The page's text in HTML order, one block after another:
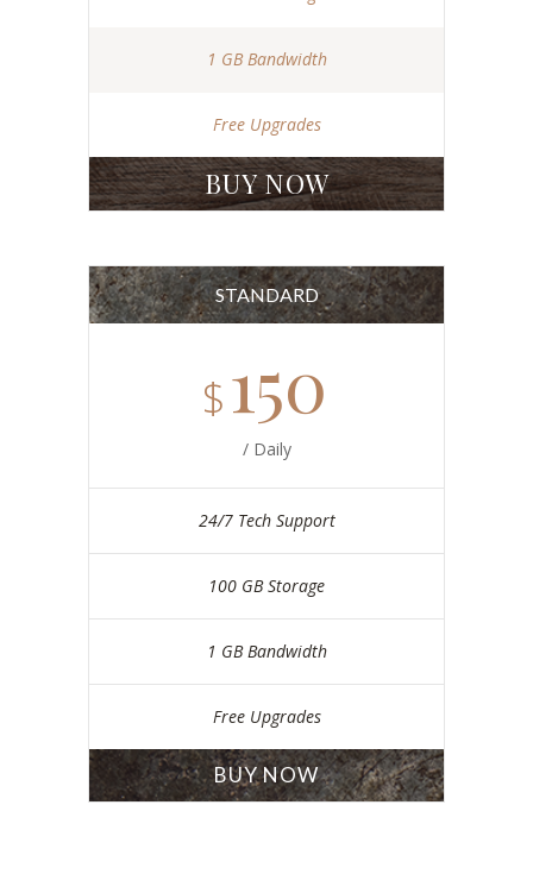
1 GB Bandwidth
Free Upgrades
BUY NOW
STANDARD
$150
/ Daily
24/7 Tech Support
100 GB Storage
1 GB Bandwidth
Free Upgrades
BUY NOW